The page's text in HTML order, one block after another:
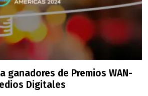
ganadores de Premios WAN-
Digitales